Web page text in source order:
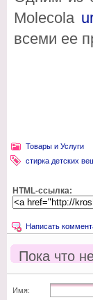
Molecola
всеми ее
Товары и Услуги
стирка детских
HTML-ссылка:
Написать
Пока что
Имя: